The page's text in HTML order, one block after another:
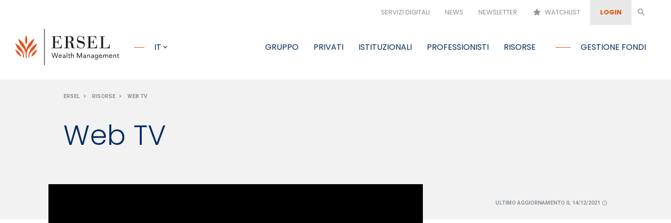
SERVIZI DIGITALI NEWS NEWSLETTER star WATCHLIST LOGIN search
IT GRUPPO PRIVATI ISTITUZIONALI PROFESSIONISTI RISORSE GESTIONE FONDI
ERSEL RISORSE WEB TV
Web TV
ULTIMO AGGIORNAMENTO IL 14/12/2021 schedule